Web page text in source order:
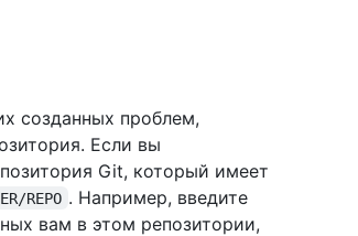
созданных проблем,
Если вы
Git, который имеет
REPO . Например, введите
вам в этом репозитории,